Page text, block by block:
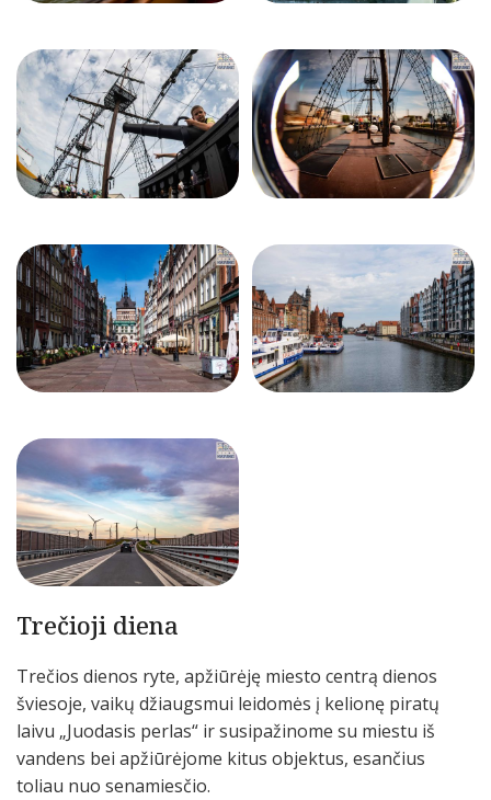
Trečioji diena
Trečios dienos ryte, apžiūrėję miesto centrą dienos
šviesoje, vaikų džiaugsmui leidomės į kelionę piratų
laivu „Juodasis perlas“ ir susipažinome su miestu iš
vandens bei apžiūrėjome kitus objektus, esančius
toliau nuo senamiesčio.